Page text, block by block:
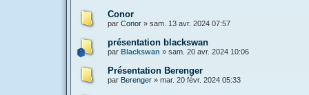
Conor
par Conor » sam. 13 avr. 2024 07:57
présentation blackswan
par Blackswan » sam. 20 avr. 2024 10:06
Présentation Berenger
par Berenger » mar. 20 févr. 2024 05:33